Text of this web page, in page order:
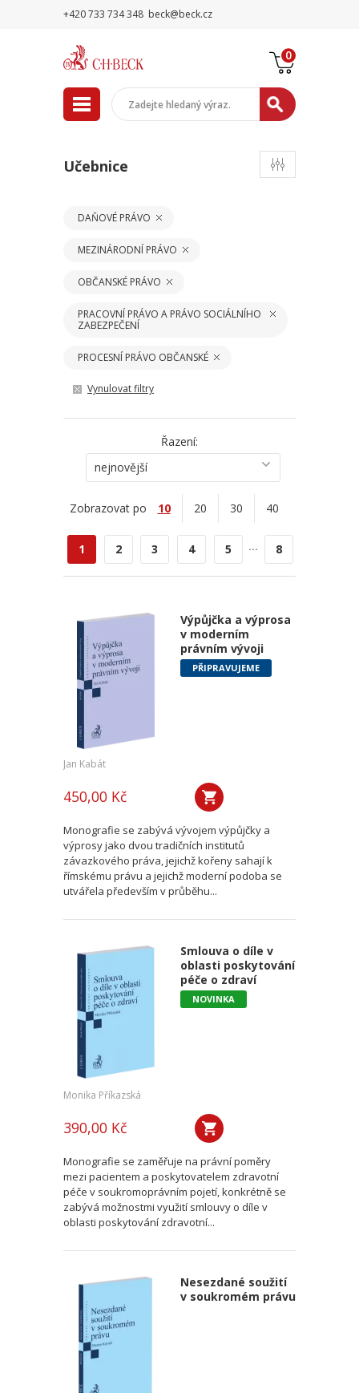
+420 733 734 348 beck@beck.cz
0
Učebnice
DAŇOVÉ PRÁVO
MEZINÁRODNÍ PRÁVO
OBČANSKÉ PRÁVO
PRACOVNÍ PRÁVO A PRÁVO SOCIÁLNÍHO
ZABEZPEČENÍ
PROCESNÍ PRÁVO OBČANSKÉ
Vynulovat filtry
Řazení:
nejnovější
Zobrazovat po 10 20 30 40
1 2 3 4 5 ... 8
Výpůjčka a výprosa
v moderním
právním vývoji
PŘIPRAVUJEME
Jan Kabát
450,00 Kč
Monografie se zabývá vývojem výpůjčky a
výprosy jako dvou tradičních institutů
závazkového práva, jejichž kořeny sahají k
římskému právu a jejichž moderní podoba se
utvářela především v průběhu...
Smlouva o díle v
oblasti poskytování
péče o zdraví
NOVINKA
Monika Příkazská
390,00 Kč
Monografie se zaměřuje na právní poměry
mezi pacientem a poskytovatelem zdravotní
péče v soukromoprávním pojetí, konkrétně se
zabývá možnostmi využití smlouvy o díle v
oblasti poskytování zdravotní...
Nesezdané soužití
v soukromém právu